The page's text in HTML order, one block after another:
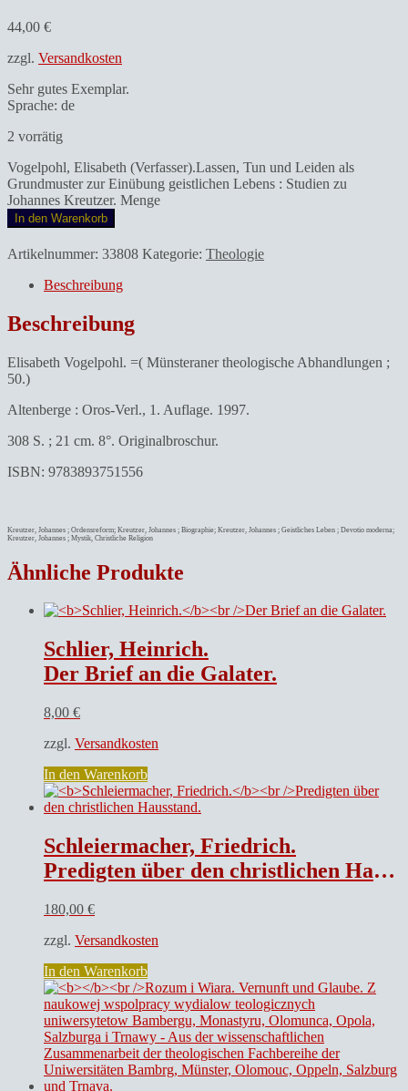
44,00 €
zzgl. Versandkosten
Sehr gutes Exemplar.
Sprache: de
2 vorrätig
Vogelpohl, Elisabeth (Verfasser).Lassen, Tun und Leiden als
Grundmuster zur Einübung geistlichen Lebens : Studien zu
Johannes Kreutzer. Menge
In den Warenkorb
Artikelnummer: 33808 Kategorie: Theologie
Beschreibung
Beschreibung
Elisabeth Vogelpohl. =( Münsteraner theologische Abhandlungen ;
50.)
Altenberge : Oros-Verl., 1. Auflage. 1997.
308 S. ; 21 cm. 8°. Originalbroschur.
ISBN: 9783893751556
Kreutzer, Johannes ; Ordensreform; Kreutzer, Johannes ; Biographie; Kreutzer, Johannes ; Geistliches Leben ; Devotio moderna;
Kreutzer, Johannes ; Mystik, Christliche Religion
Ähnliche Produkte
Schlier, Heinrich.
Der Brief an die Galater.
8,00 €
zzgl. Versandkosten
In den Warenkorb
Schleiermacher, Friedrich.
Predigten über den christlichen Hausstand.
180,00 €
zzgl. Versandkosten
In den Warenkorb